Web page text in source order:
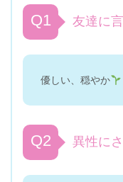
Q1 友達に
優しい、穏やか
Q2 異性に